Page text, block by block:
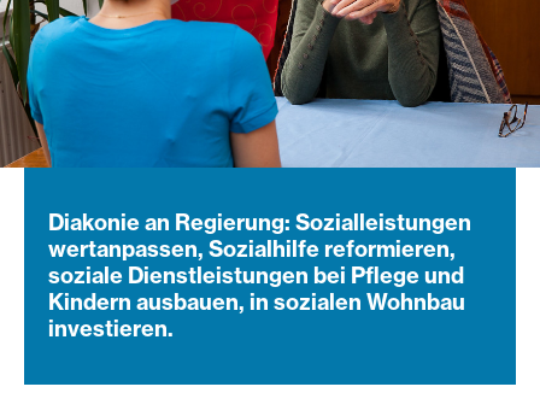
Diakonie an Regierung: Sozialleistungen
wertanpassen, Sozialhilfe reformieren,
soziale Dienstleistungen bei Pflege und
Kindern ausbauen, in sozialen Wohnbau
investieren.